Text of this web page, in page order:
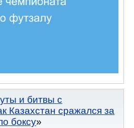
и битвы с
Казахстан сражался за
боксу